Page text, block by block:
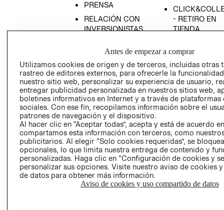
PRENSA
RELACIÓN CON
INVERSIONISTAS
EMPRESARIAL
- RETIRO EN
TIENDA
CONDICIONES
AVISO DE
PRIVACIDAD
GIFT CARD
AVISO DE
Antes de empezar a comprar
Utilizamos cookies de origen y de terceros, incluidas otras
rastreo de editores externos, para ofrecerle la
nuestro sitio web, personalizar su experiencia de usuario,
entregar publicidad personalizada en nuestros sitios web,
boletines informativos en Internet y a través de plataformas
sociales. Con ese fin, recopilamos información sobre el
patrones de navegación y el dispositivo.
Al hacer clic en “Aceptar todas”, acepta y está de acuerdo
compartamos esta información con terceros, como
publicitarios. Al elegir “Solo cookies requeridas”, se
opcionales, lo que limita nuestra entrega de contenido y
personalizadas. Haga clic en “Configuración de cookies y
personalizar sus opciones. Visite nuestro aviso de cookies
de datos para obtener más información.
Aviso de cookies y uso compartido de datos